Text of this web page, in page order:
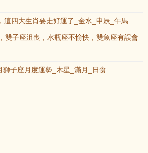
這四大生肖要走好運了_金水_申辰_午馬
雙子座沮喪，水瓶座不愉快，雙魚座有誤會_
獅子座月度運勢_木星_滿月_日食